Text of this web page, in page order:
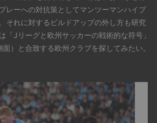
レーへの対抗策としてマンツーマンハイプ
それに対するビルドアップの外し方も研究
「Jリーグと欧州サッカーの戦術的な符号」
）と合致する欧州クラブを探してみたい。